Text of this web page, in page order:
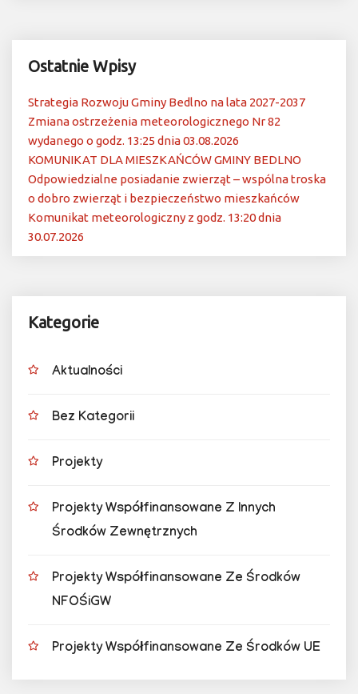
Ostatnie Wpisy
Strategia Rozwoju Gminy Bedlno na lata 2027-2037
Zmiana ostrzeżenia meteorologicznego Nr 82
wydanego o godz. 13:25 dnia 03.08.2026
KOMUNIKAT DLA MIESZKAŃCÓW GMINY BEDLNO
Odpowiedzialne posiadanie zwierząt – wspólna troska
o dobro zwierząt i bezpieczeństwo mieszkańców
Komunikat meteorologiczny z godz. 13:20 dnia
30.07.2026
Kategorie
Aktualności
Bez Kategorii
Projekty
Projekty Współfinansowane Z Innych
Środków Zewnętrznych
Projekty Współfinansowane Ze Środków
NFOŚiGW
Projekty Współfinansowane Ze Środków UE